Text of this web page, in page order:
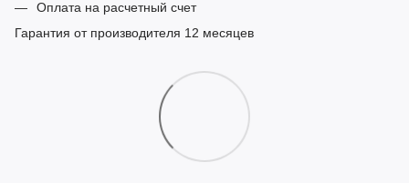
Оплата на расчетный счет
Гарантия от производителя 12 месяцев